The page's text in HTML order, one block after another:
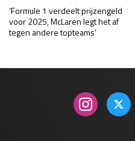
‘Formule 1 verdeelt prijzengeld
voor 2025, McLaren legt het af
tegen andere topteams’